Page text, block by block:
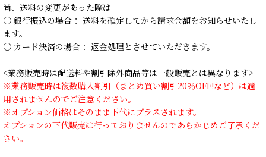
尚、送料の変更があった際は
○ 銀行振込の場合： 送料を確定してから請求金額をお知らせいたし
ます。
○ カード決済の場合： 返金処理とさせていただきます。
<業務販売時は配送料や割引除外商品等は一般販売とは異なります>
※業務販売時は複数購入割引（まとめ買い割引20％OFF!など）は適
用されませんのでご注意ください。
※オプション価格はそのまま下代にプラスされます。
オプションの下代販売は行っておりませんのであらかじめご了承くだ
さい。